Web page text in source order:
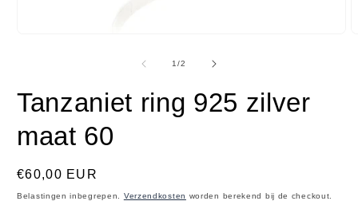
1/van
2
Tanzaniet ring 925 zilver
maat 60
Normale
prijs
€60,00 EUR
Belastingen inbegrepen. Verzendkosten worden berekend bij de checkout.